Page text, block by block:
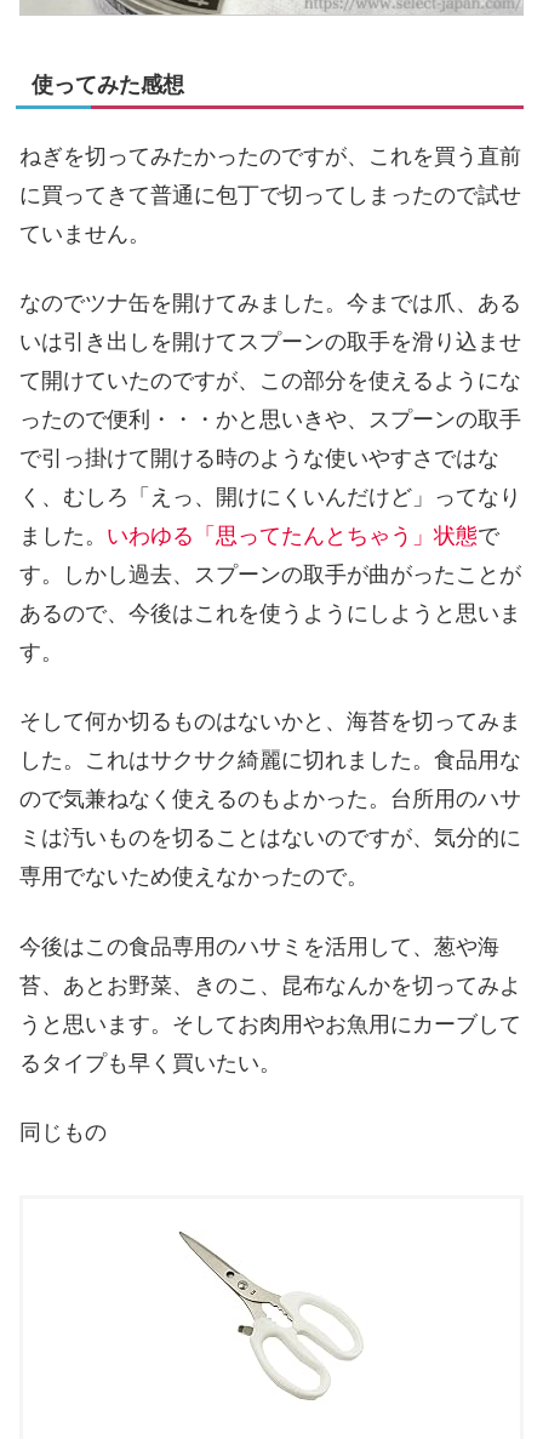
使ってみた感想
ねぎを切ってみたかったのですが、これを買う直前
に買ってきて普通に包丁で切ってしまったので試せ
ていません。
なのでツナ缶を開けてみました。今までは爪、ある
いは引き出しを開けてスプーンの取手を滑り込ませ
て開けていたのですが、この部分を使えるようにな
ったので便利・・・かと思いきや、スプーンの取手
で引っ掛けて開ける時のような使いやすさではな
く、むしろ「えっ、開けにくいんだけど」ってなり
ました。 いわゆる「思ってたんとちゃう」状態で
す。しかし過去、スプーンの取手が曲がったことが
あるので、今後はこれを使うようにしようと思いま
す。
そして何か切るものはないかと、海苔を切ってみま
した。これはサクサク綺麗に切れました。食品用な
ので気兼ねなく使えるのもよかった。台所用のハサ
ミは汚いものを切ることはないのですが、気分的に
専用でないため使えなかったので。
今後はこの食品専用のハサミを活用して、葱や海
苔、あとお野菜、きのこ、昆布なんかを切ってみよ
うと思います。そしてお肉用やお魚用にカーブして
るタイプも早く買いたい。
同じもの